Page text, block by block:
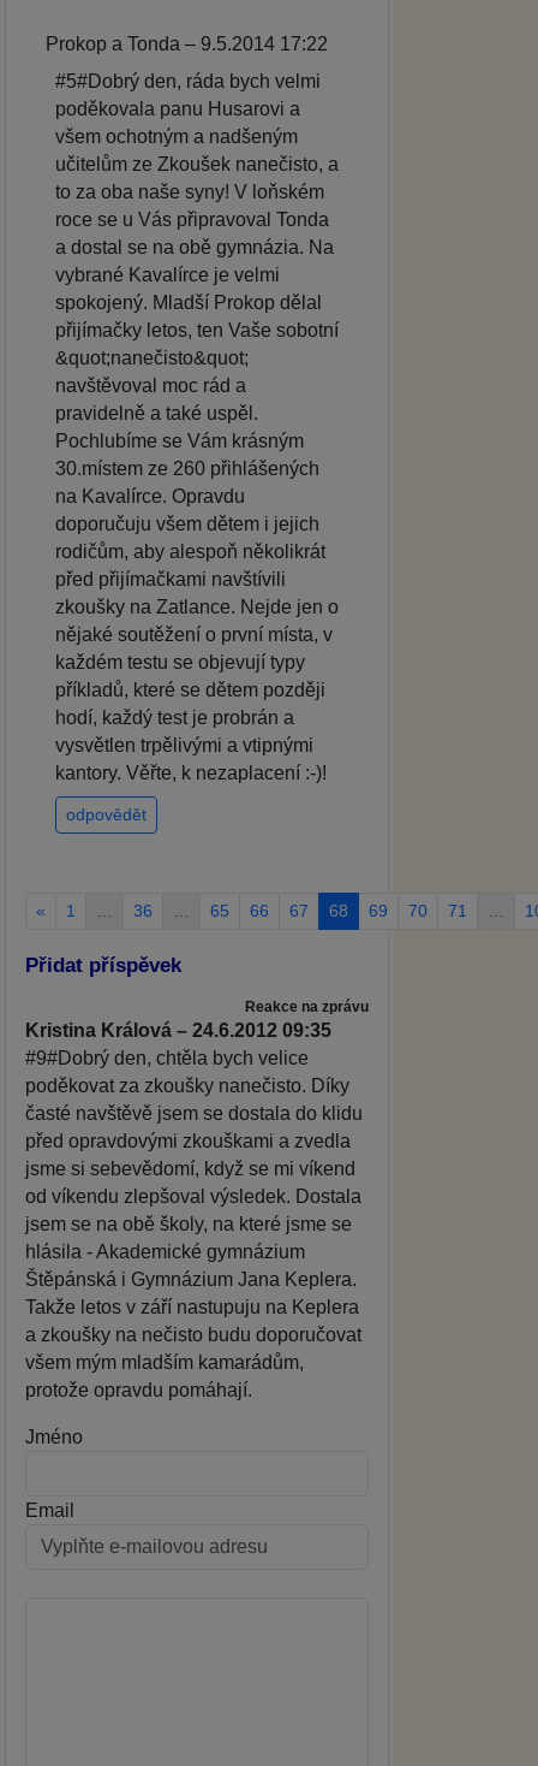
Prokop a Tonda – 9.5.2014 17:22
#5#Dobrý den, ráda bych velmi
poděkovala panu Husarovi a
všem ochotným a nadšeným
učitelům ze Zkoušek nanečisto, a
to za oba naše syny! V loňském
roce se u Vás připravoval Tonda
a dostal se na obě gymnázia. Na
vybrané Kavalírce je velmi
spokojený. Mladší Prokop dělal
přijímačky letos, ten Vaše sobotní
&quot;nanečisto&quot;
navštěvoval moc rád a
pravidelně a také uspěl.
Pochlubíme se Vám krásným
30.místem ze 260 přihlášených
na Kavalírce. Opravdu
doporučuju všem dětem i jejich
rodičům, aby alespoň několikrát
před přijímačkami navštívili
zkoušky na Zatlance. Nejde jen o
nějaké soutěžení o první místa, v
každém testu se objevují typy
příkladů, které se dětem později
hodí, každý test je probrán a
vysvětlen trpělivými a vtipnými
kantory. Věřte, k nezaplacení :-)!
odpovědět
« 1 36 65 66 67 68 69 70 71
Přidat příspěvek
Reakce na zprávu
Kristina Králová – 24.6.2012 09:35
#9#Dobrý den, chtěla bych velice
poděkovat za zkoušky nanečisto. Díky
časté navštěvě jsem se dostala do klidu
před opravdovými zkouškami a zvedla
jsme si sebevědomí, když se mi víkend
od víkendu zlepšoval výsledek. Dostala
jsem se na obě školy, na které jsme se
hlásila - Akademické gymnázium
Štěpánská i Gymnázium Jana Keplera.
Takže letos v září nastupuju na Keplera
a zkoušky na nečisto budu doporučovat
všem mým mladším kamarádům,
protože opravdu pomáhají.
Jméno
Email